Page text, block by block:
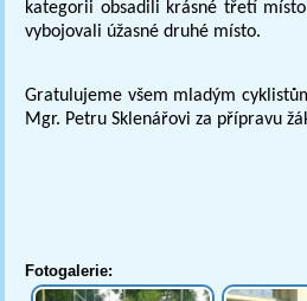
kategorii obsadili krásné třetí
vybojovali úžasné druhé místo.
Gratulujeme všem mladým
Mgr. Petru Sklenářovi za přípravu
Fotogalerie: